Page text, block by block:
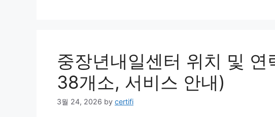
중장년내일센터 위치 및
38개소, 서비스 안내)
3월 24, 2026 by certifi